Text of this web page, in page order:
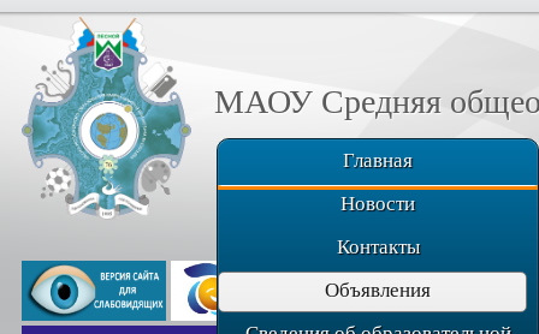
МАОУ Средняя
Главная
Новости
Контакты
Объявления